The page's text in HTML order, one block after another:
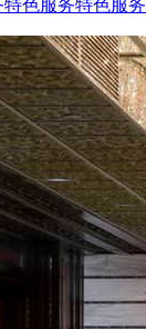
特色服务特色服务